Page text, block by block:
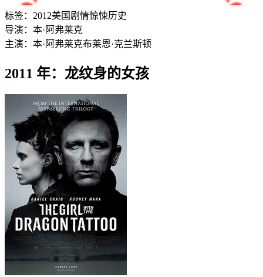
标签： 2012美国 剧情惊悚历史
导演： 本·阿弗莱克
主演： 本·阿弗莱克布莱恩·克兰斯顿
2011 年：龙纹身的女孩